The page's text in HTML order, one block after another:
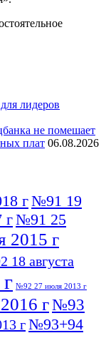
лидеров
не помешает
плат 06.08.2026
г№91 19
г№91 25
2015 г
18 августа
№92 27 июля 2013 г
г№93
г№93+94